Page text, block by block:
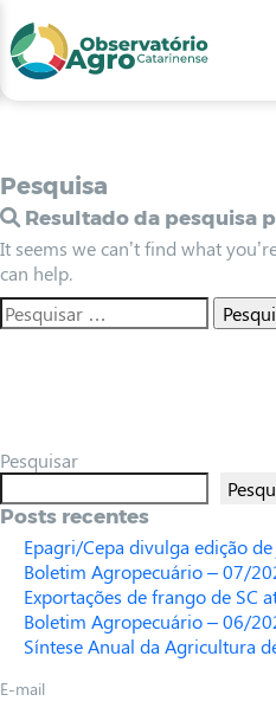
2
3
4
Pesquisa
Resultado da pesquisa
It seems we can’t find what
can help.
Pesquisar
Posts recentes
Epagri/Cepa divulga edição
Boletim Agropecuário – 07/
Exportações de frango de SC
Boletim Agropecuário – 06/
Síntese Anual da Agricultura
E-mail